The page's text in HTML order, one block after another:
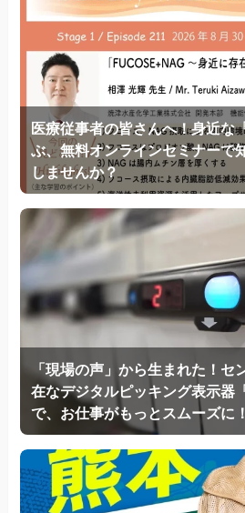
医療従事者の皆さんへ！身近な
ぶ、無料オンラインセミナーで
しませんか？
「現場の声」から生まれた！セ
在なデジタルピッキング表示器
で、お仕事がもっとスムーズに！